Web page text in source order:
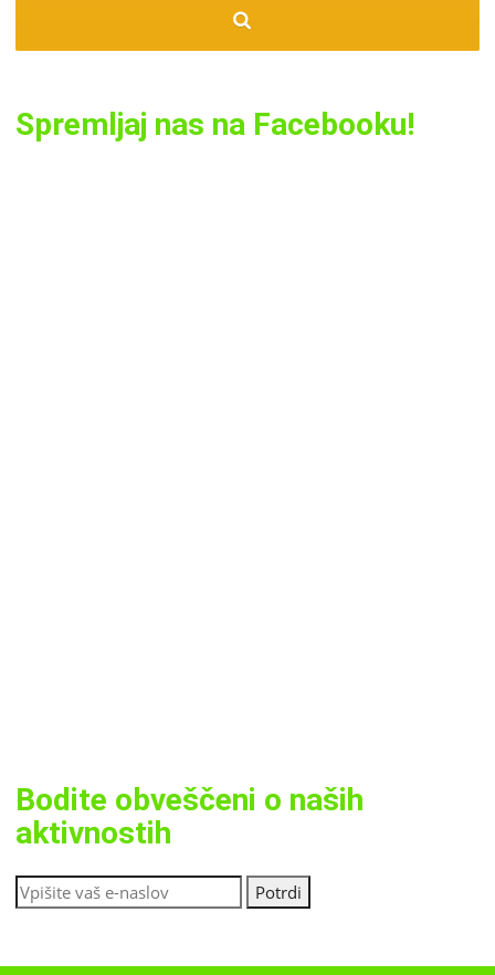
Spremljaj nas na Facebooku!
Bodite obveščeni o naših
aktivnostih